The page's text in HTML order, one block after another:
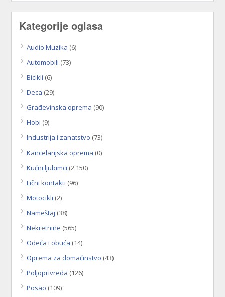
Kategorije oglasa
Audio Muzika (6)
Automobili (73)
Bicikli (6)
Deca (29)
Građevinska oprema (90)
Hobi (9)
Industrija i zanatstvo (73)
Kancelarijska oprema (0)
Kućni ljubimci (2.150)
Lični kontakti (96)
Motocikli (2)
Nameštaj (38)
Nekretnine (565)
Odeća i obuća (14)
Oprema za domaćinstvo (43)
Poljoprivreda (126)
Posao (109)